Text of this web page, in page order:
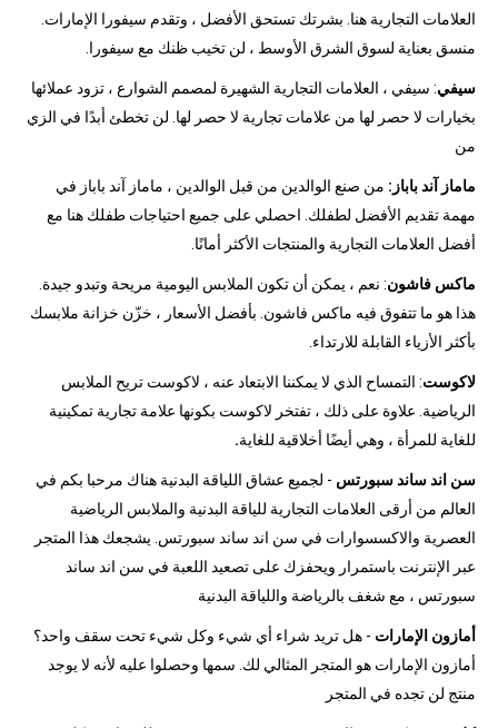
العلامات التجارية هنا. بشرتك تستحق الأفضل ، وتقدم سيفورا الإمارات.
منسق بعناية لسوق الشرق الأوسط ، لن تخيب ظنك مع سيفورا.
سيفي: سيفي ، العلامات التجارية الشهيرة لمصمم الشوارع ، تزود عملائها
بخيارات لا حصر لها من علامات تجارية لا حصر لها. لن تخطئ أبدًا في الزي
من
ماماز آند باباز: من صنع الوالدين من قبل الوالدين ، ماماز آند باباز في
مهمة تقديم الأفضل لطفلك. احصلي على جميع احتياجات طفلك هنا مع
أفضل العلامات التجارية والمنتجات الأكثر أمانًا.
ماكس فاشون: نعم ، يمكن أن تكون الملابس اليومية مريحة وتبدو جيدة.
هذا هو ما تتفوق فيه ماكس فاشون. بأفضل الأسعار ، خزّن خزانة ملابسك
بأكثر الأزياء القابلة للارتداء.
لاكوست: التمساح الذي لا يمكننا الابتعاد عنه ، لاكوست تريح الملابس
الرياضية. علاوة على ذلك ، تفتخر لاكوست بكونها علامة تجارية تمكينية
للغاية للمرأة ، وهي أيضًا أخلاقية للغاية.
سن اند ساند سبورتس - لجميع عشاق اللياقة البدنية هناك مرحبا بكم في
العالم من أرقى العلامات التجارية للياقة البدنية والملابس الرياضية
العصرية والاكسسوارات في سن اند ساند سبورتس. يشجعك هذا المتجر
عبر الإنترنت باستمرار ويحفزك على تصعيد اللعبة في سن اند ساند
سبورتس ، مع شغف بالرياضة واللياقة البدنية
أمازون الإمارات - هل تريد شراء أي شيء وكل شيء تحت سقف واحد؟
أمازون الإمارات هو المتجر المثالي لك. سمها وحصلوا عليه لأنه لا يوجد
منتج لن تجده في المتجر